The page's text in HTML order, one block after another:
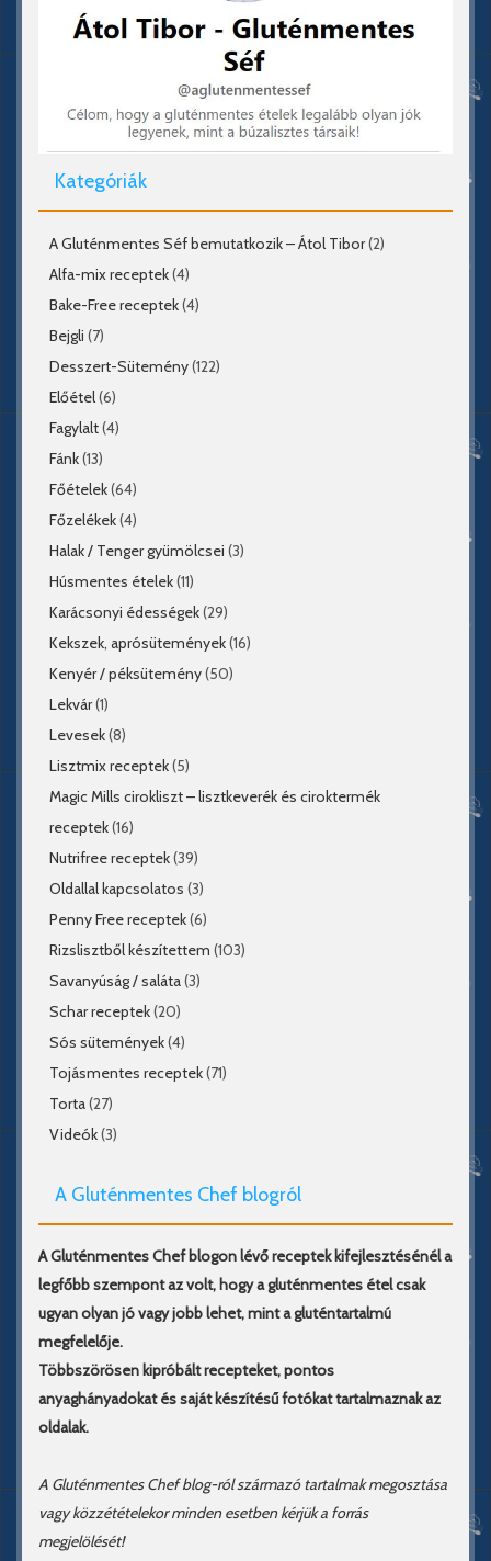
Kategóriák
A Gluténmentes Séf bemutatkozik – Átol Tibor(2)
Alfa-mix receptek(4)
Bake-Free receptek(4)
Bejgli (7)
Desszert-Sütemény(122)
Előétel(6)
Fagylalt(4)
Fánk(13)
Főételek(64)
Főzelékek(4)
Halak / Tenger gyümölcsei (3)
Húsmentes ételek(11)
Karácsonyi édességek(29)
Kekszek, aprósütemények(16)
Kenyér / péksütemény(50)
Lekvár(1)
Levesek(8)
Lisztmix receptek(5)
Magic Mills cirokliszt – lisztkeverék és ciroktermék
receptek(16)
Nutrifree receptek(39)
Oldallal kapcsolatos (3)
Penny Free receptek(6)
Rizslisztből készítettem (103)
Savanyúság / saláta(3)
Schar receptek(20)
Sós sütemények(4)
Tojásmentes receptek(71)
Torta(27)
Videók(3)
A Gluténmentes Chef blogról
A Gluténmentes Chef blogon lévő receptek kifejlesztésénél a
legfőbb szempont az volt, hogy a gluténmentes étel csak
ugyan olyan jó vagy jobb lehet, mint a gluténtartalmú
megfelelője.
Többszörösen kipróbált recepteket, pontos
anyaghányadokat és saját készítésű fotókat tartalmaznak az
oldalak.
A Gluténmentes Chef blog-ról származó tartalmak megosztása
vagy közzétételekor minden esetben kérjük a forrás
megjelölését!